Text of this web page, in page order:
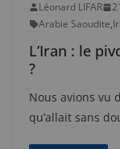
Léonard LIFAR
Arabie Saoudite,
L’Iran : le
?
Nous avions vu
qu’allait sans